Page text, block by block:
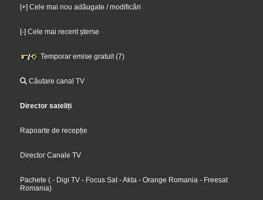
[+] Cele mai nou adăugate / modificări
[-] Cele mai recent șterse
Temporar emise gratuit (7)
Căutare canal TV
Director sateliți
Rapoarte de recepție
Director Canale TV
Pachete (- Digi TV - Focus Sat- Akta - Orange Romania - Freesat
Romania)